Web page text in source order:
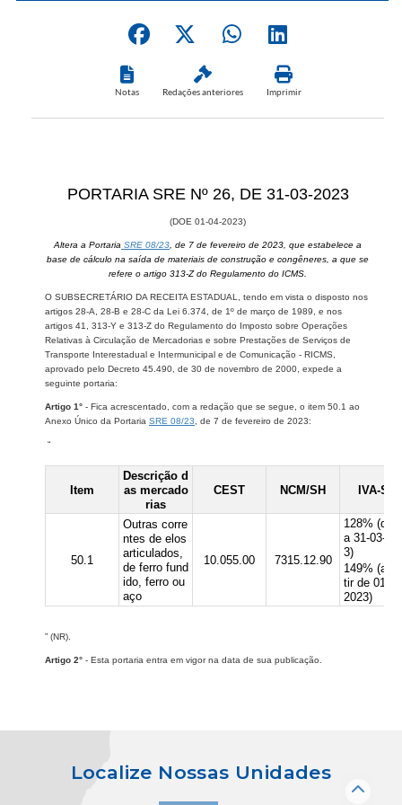
Notas Redações anteriores Imprimir
​PORTARIA SRE Nº 26, DE 31-0​3-2023
(DOE 01-04​​-2023)
Altera a Portaria SRE 08/23 ​​, de 7 de fevereiro de 2023, que estabelece a
base de cálculo na saída de materiais de construção e congêneres, a que se
refere o artigo 313-Z do Regulamento do ICMS.
O SUBSECRETÁRIO DA RECEITA ESTADUAL, tendo em vista o disposto nos
artigos 28-A, 28-B e 28-C da Lei 6.374, de 1º de março de 1989, e nos
artigos 41, 313-Y e 313-Z do Regulamento do Imposto sobre Operações
Relativas à Circulação de Mercadorias e sobre Prestações de Serviços de
Transporte Interestadual e Intermunicipal e de Comunicação - RICMS,
aprovado pelo Decreto 45.490, de 30 de novembro de 2000, expede a
seguinte portaria:
Artigo 1° - Fica acrescentado, com a redação que se segue, o item 50.1 ao
Anexo Único da Portaria SRE 08/23 ​, de 7 de fevereiro de 2023:
“​​
Item
Descrição d
as mercado
rias
CEST NCM/SH IVA-ST
50.1
Outras corre
ntes de elos
articulados,
de ferro fund
ido, ferro ou
aço
10.055.00 73​15.12.90
128% (de
a 31-03-
3)
149% (a
tir de 01-
2023)
” (NR). ​
Artigo 2° - Esta portaria entra em vigor na data de sua publicação.​
Localize Nossas Unidades